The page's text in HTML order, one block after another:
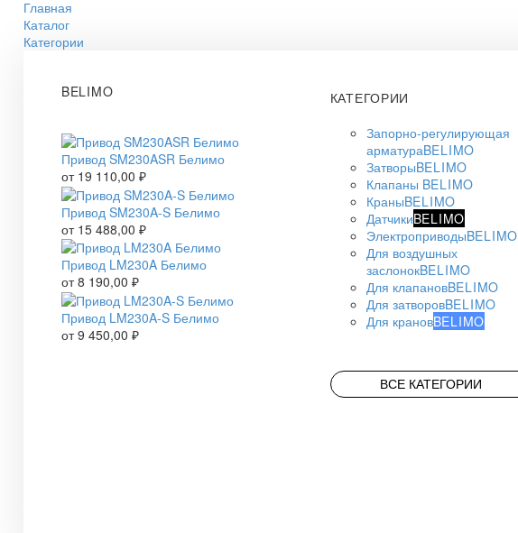
Главная
Каталог
Категории
BELIMO
Привод SM230ASR Белимо
от 19 110,00 ₽
Привод SM230A-S Белимо
от 15 488,00 ₽
Привод LM230A Белимо
от8 190,00 ₽
Привод LM230A-S Белимо
от9 450,00 ₽
КАТЕГОРИИ
Запорно-регулирующая
арматураBELIMO
ЗатворыBELIMO
Клапаны BELIMO
КраныBELIMO
ДатчикиBELIMO
ЭлектроприводыBELIMO
Для воздушных
заслонокBELIMO
Для клапановBELIMO
Для затворовBELIMO
Для крановBELIMO
ВСЕ КАТЕГОРИИ